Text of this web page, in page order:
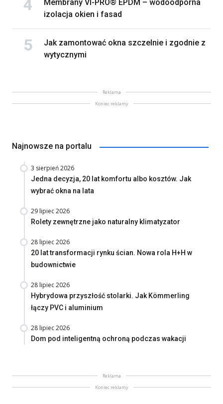
Membrany VI-PRO® EPDM – wodoodporna
izolacja okien i fasad
Jak zamontować okna szczelnie i zgodnie z
wytycznymi
Reklama
Koniec reklamy
Najnowsze na portalu
3 sierpień 2026
Jedna decyzja, 20 lat komfortu albo kosztów. Jak
wybrać okna na lata
29 lipiec 2026
Rolety zewnętrzne jako naturalny klimatyzator
28 lipiec 2026
20 lat transformacji rynku ścian. Nowa rola H+H w
budownictwie
28 lipiec 2026
Hybrydowa przyszłość stolarki. Jak Kömmerling
łączy PVC i aluminium
28 lipiec 2026
Dom pod inteligentną ochroną podczas wakacji
Reklama
Koniec reklamy